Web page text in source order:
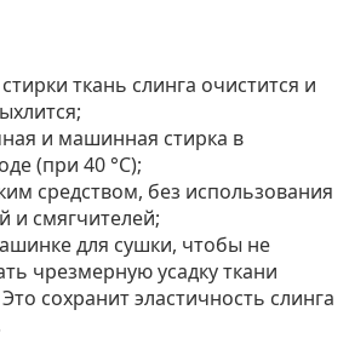
ткань слинга очистится и
и машинная стирка в
(при 40 °С);
средством, без использования
и смягчителей;
для сушки, чтобы не
чрезмерную усадку ткани
сохранит эластичность слинга